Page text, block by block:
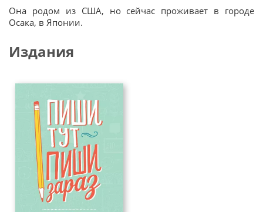
Она родом из США, но сейчас проживает в городе
Осака, в Японии.
Издания